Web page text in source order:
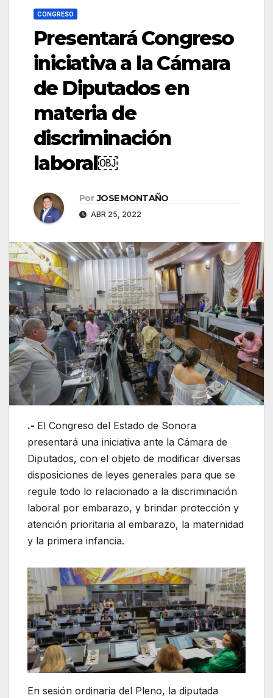
CONGRESO
Presentará Congreso
iniciativa a la Cámara
de Diputados en
materia de
discriminación
laboral￼
Por JOSE MONTAÑO
ABR 25, 2022
.- El Congreso del Estado de Sonora
presentará una iniciativa ante la Cámara de
Diputados, con el objeto de modificar diversas
disposiciones de leyes generales para que se
regule todo lo relacionado a la discriminación
laboral por embarazo, y brindar protección y
atención prioritaria al embarazo, la maternidad
y la primera infancia.
En sesión ordinaria del Pleno, la diputada